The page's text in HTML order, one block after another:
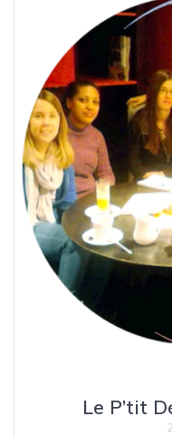
Le P’tit